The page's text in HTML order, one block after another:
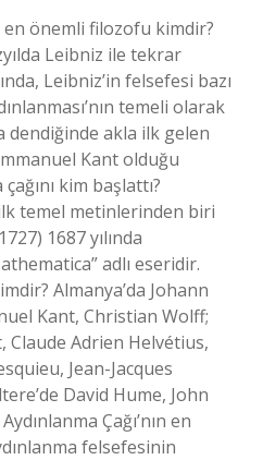
önemli filozofu kimdir?
Leibniz ile tekrar
Leibniz’in felsefesi bazı
temeli olarak
dendiğinde akla ilk gelen
Kant olduğu
kim başlattı?
temel metinlerinden biri
1687 yılında
adlı eseridir.
Almanya’da Johann
Kant, Christian Wolff;
Claude Adrien Helvétius,
Jean-Jacques
David Hume, John
Çağı’nın en
felsefesinin